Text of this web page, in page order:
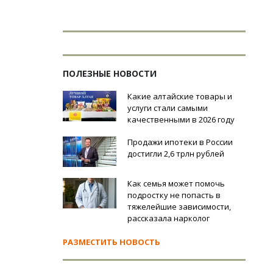
ПОЛЕЗНЫЕ НОВОСТИ
Какие алтайские товары и
услуги стали самыми
качественными в 2026 году
Продажи ипотеки в России
достигли 2,6 трлн рублей
Как семья может помочь
подростку не попасть в
тяжелейшие зависимости,
рассказала нарколог
РАЗМЕСТИТЬ НОВОСТЬ